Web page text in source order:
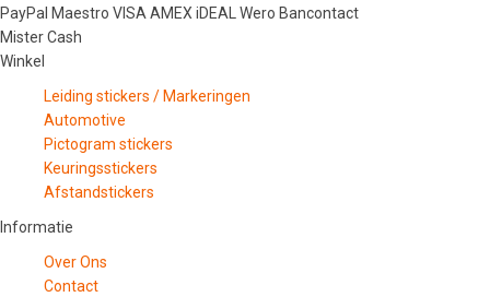
PayPal Maestro VISAAMEXiDEALWero Bancontact
Mister Cash
Winkel
Leiding stickers / Markeringen
Automotive
Pictogram stickers
Keuringsstickers
Afstandstickers
Informatie
Over Ons
Contact